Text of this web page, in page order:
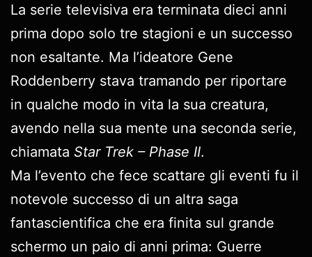
La serie televisiva era terminata dieci anni
prima dopo solo tre stagioni e un successo
non esaltante. Ma l’ideatore Gene
Roddenberry stava tramando per riportare
in qualche modo in vita la sua creatura,
avendo nella sua mente una seconda serie,
chiamata Star Trek – Phase II.
Ma l’evento che fece scattare gli eventi fu il
notevole successo di un altra saga
fantascientifica che era finita sul grande
schermo un paio di anni prima: Guerre